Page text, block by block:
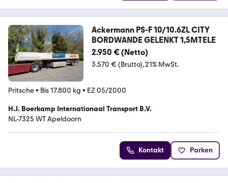
Ackermann PS-F 10/10.6ZL CITY
BORDWANDE GELENKT 1,5MTELE
2.950 € (Netto)
3.570 € (Brutto) 21% MwSt.
Pritsche• Bis 17.800 kg • EZ 05/2000
H.J. Boerkamp Internationaal Transport B.V.
NL-7325 WT Apeldoorn
Kontakt Parken